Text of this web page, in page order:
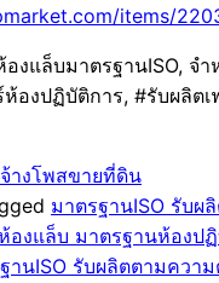
items/
องแล็บมาตรฐานISO, จ
ห้องปฏิบัติการ, #รับผลิตเ
างโพสขายที่ดิน
มาตรฐานISO รับผ
องแล็บ มาตรฐานห้องป
นISO รับผลิตตามความ